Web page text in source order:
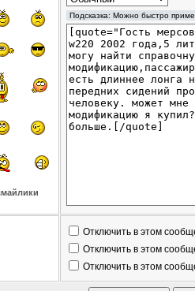
Отключить в этом
Отключить в этом
Отключить в этом